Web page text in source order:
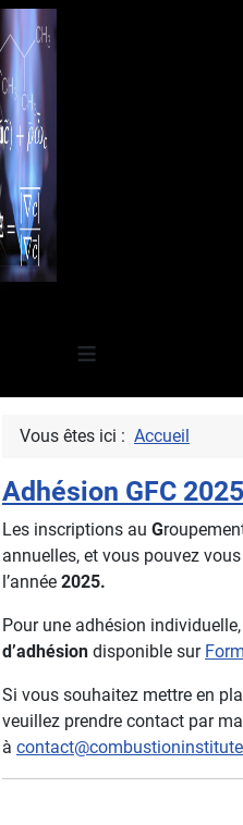
≡
Vous êtes ici : Accueil
Adhésion GFC 2025
Les inscriptions au G
annuelles, et vous pouvez
l’année 2025.
Pour une adhésion
d’adhésion disponible sur
Si vous souhaitez mettre en
veuillez prendre contact par
à